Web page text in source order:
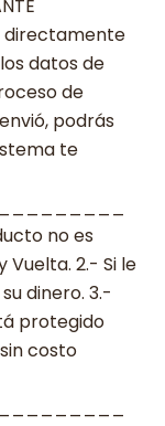
directamente
datos de
de
podrás
te
no es
2.- Si le
dinero. 3.-
protegido
costo